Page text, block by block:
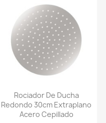
Rociador De Ducha
Redondo 30cm Extraplano
Acero Cepillado